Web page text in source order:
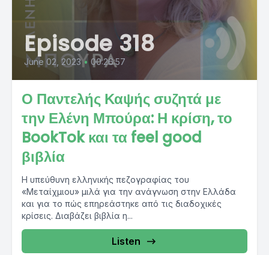
Episode 318
June 02, 2023 • 00:26:57
Ο Παντελής Καψής συζητά με
την Ελένη Μπούρα: Η κρίση, το
BookTok και τα feel good
βιβλία
Η υπεύθυνη ελληνικής πεζογραφίας του
«Μεταίχμιου» μιλά για την ανάγνωση στην Ελλάδα
και για το πώς επηρεάστηκε από τις διαδοχικές
κρίσεις. Διαβάζει βιβλία η...
Listen